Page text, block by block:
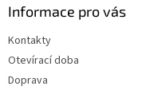
Informace pro vás
Kontakty
Otevírací doba
Doprava